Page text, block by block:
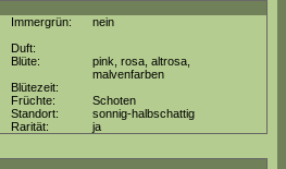
Immergrün:
nein
Duft:
Blüte:
pink, rosa, altrosa,
malvenfarben
Blütezeit:
Früchte:
Schoten
Standort:
sonnig-halbschattig
Rarität: ja